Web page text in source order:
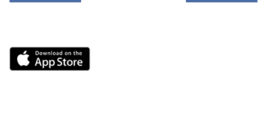
Download
on